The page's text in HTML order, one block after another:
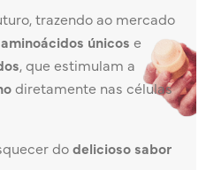
trazendo ao mercado
aminoácidos únicos e
, que estimulam a
diretamente nas células
dodelicioso sabor